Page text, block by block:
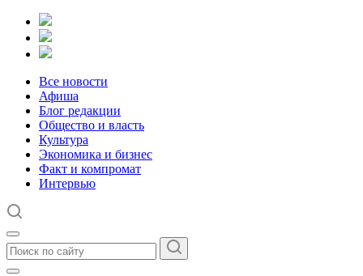
Все новости
Афиша
Блог редакции
Общество и власть
Культура
Экономика и бизнес
Факт и компромат
Интервью